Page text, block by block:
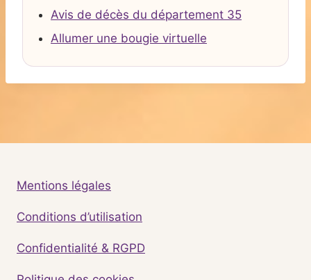
Avis de décès du département 35
Allumer une bougie virtuelle
Mentions légales
Conditions d’utilisation
Confidentialité & RGPD